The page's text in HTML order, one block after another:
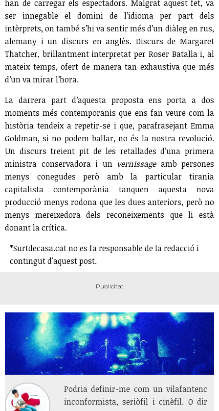
han de carregar els espectadors. Malgrat aquest fet, va
ser innegable el domini de l’idioma per part dels
intèrprets, on també s’hi va sentir més d’un diàleg en rus,
alemany i un discurs en anglès. Discurs de Margaret
Thatcher, brillantment interpretat per Roser Batalla i, al
mateix temps, ofert de manera tan exhaustiva que més
d’un va mirar l’hora.
La darrera part d’aquesta proposta ens porta a dos
moments més contemporanis que ens fan veure com la
història tendeix a repetir-se i que, parafrasejant Emma
Goldman, si no podem ballar, no és la nostra revolució.
Un discurs treient pit de les retallades d’una primera
ministra conservadora i un vernissageamb persones
menys conegudes però amb la particular tirania
capitalista contemporània tanquen aquesta nova
producció menys rodona que les dues anteriors, però no
menys mereixedora dels reconeixements que li està
donant la crítica.
*Surtdecasa.cat no es fa responsable de la redacció i
contingut d'aquest post.
Podria definir-me com un vilafantenc
inconformista, seriòfil i cinèfil. O dir